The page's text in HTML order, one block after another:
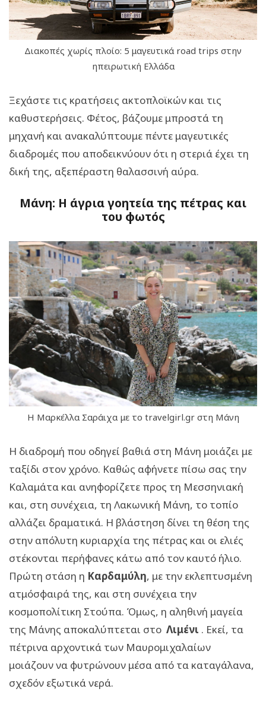
Διακοπές χωρίς πλοίο: 5 μαγευτικά road trips στην
ηπειρωτική Ελλάδα
Ξεχάστε τις κρατήσεις ακτοπλοϊκών και τις
καθυστερήσεις. Φέτος, βάζουμε μπροστά τη
μηχανή και ανακαλύπτουμε πέντε μαγευτικές
διαδρομές που αποδεικνύουν ότι η στεριά έχει τη
δική της, αξεπέραστη θαλασσινή αύρα.
Μάνη: Η άγρια γοητεία της πέτρας και
του φωτός
Η Μαρκέλλα Σαράιχα με το travelgirl.gr στη Μάνη
Η διαδρομή που οδηγεί βαθιά στη Μάνη μοιάζει με
ταξίδι στον χρόνο. Καθώς αφήνετε πίσω σας την
Καλαμάτα και ανηφορίζετε προς τη Μεσσηνιακή
και, στη συνέχεια, τη Λακωνική Μάνη, το τοπίο
αλλάζει δραματικά. Η βλάστηση δίνει τη θέση της
στην απόλυτη κυριαρχία της πέτρας και οι ελιές
στέκονται περήφανες κάτω από τον καυτό ήλιο.
Πρώτη στάση η Καρδαμύλη, με την εκλεπτυσμένη
ατμόσφαιρά της, και στη συνέχεια την
κοσμοπολίτικη Στούπα. Όμως, η αληθινή μαγεία
της Μάνης αποκαλύπτεται στο Λιμένι . Εκεί, τα
πέτρινα αρχοντικά των Μαυρομιχαλαίων
μοιάζουν να φυτρώνουν μέσα από τα καταγάλανα,
σχεδόν εξωτικά νερά.